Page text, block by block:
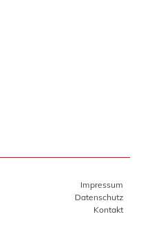
Impressum
Datenschutz
Kontakt